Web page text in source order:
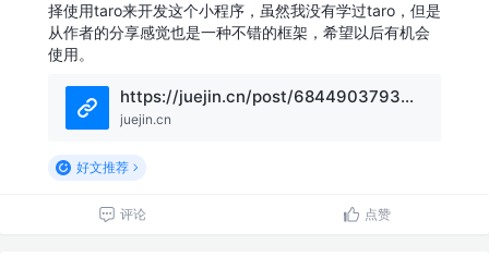
择使用taro来开发这个小程序，虽然我没有学过taro，但是
从作者的分享感觉也是一种不错的框架，希望以后有机会
使用。
https://juejin.cn/post/6844903793935515655
juejin.cn
好文推荐
评论 点赞